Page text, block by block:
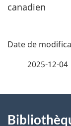
canadien
D
2025-12-04